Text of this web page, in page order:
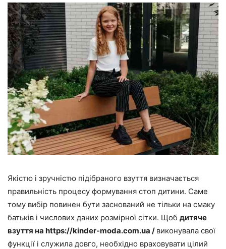
Якістю і зручністю підібраного взуття визначається
правильність процесу формування стоп дитини. Саме
тому вибір повинен бути заснований не тільки на смаку
батьків і числових даних розмірної сітки. Щоб дитяче
взуття на https://kinder-moda.com.ua / виконувала свої
функції і служила довго, необхідно враховувати цілий